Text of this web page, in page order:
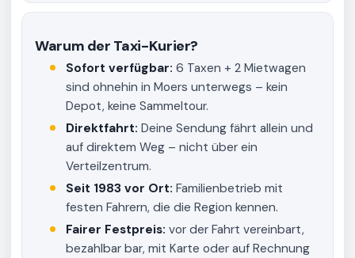
Warum der Taxi-Kurier?
Sofort verfügbar: 6 Taxen + 2 Mietwagen
sind ohnehin in Moers unterwegs – kein
Depot, keine Sammeltour.
Direktfahrt: Deine Sendung fährt allein und
auf direktem Weg – nicht über ein
Verteilzentrum.
Seit 1983 vor Ort: Familienbetrieb mit
festen Fahrern, die die Region kennen.
Fairer Festpreis: vor der Fahrt vereinbart,
bezahlbar bar, mit Karte oder auf Rechnung